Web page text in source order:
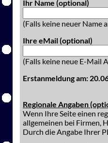
Ihr Name (optional)
(Falls keine neuer Name
Ihre eMail (optional)
(Falls keine neue E-Mail
Erstanmeldung am:
Regionale Angaben
Wenn Ihre Seite einen
allgemeinen bei Firmen,
Durch die Angabe Ihrer